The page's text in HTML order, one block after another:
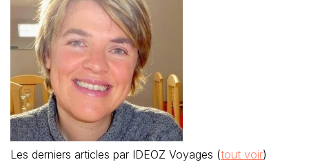
Les derniers articles par IDEOZ Voyages (tout voir)